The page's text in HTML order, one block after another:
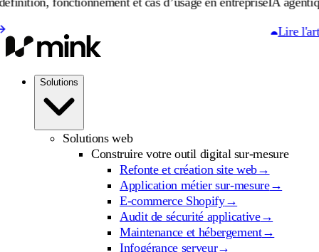
Lire l'article
Solutions
Solutions web
Construire votre outil digital sur-mesure
Refonte et création site web→
Application métier sur-mesure→
E-commerce Shopify→
Audit de sécurité applicative→
Maintenance et hébergement→
Infogérance serveur→